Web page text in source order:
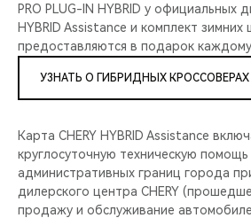
PRO PLUG-IN HYBRID у официальных
HYBRID Assistance и комплект зимних
предоставляются в подарок
УЗНАТЬ О ГИБРИДНЫХ КРОССОВЕРАХ
Карта CHERY HYBRID Assistance
круглосуточную техническую
административных границ города
дилерского центра CHERY
продажу и обслуживание